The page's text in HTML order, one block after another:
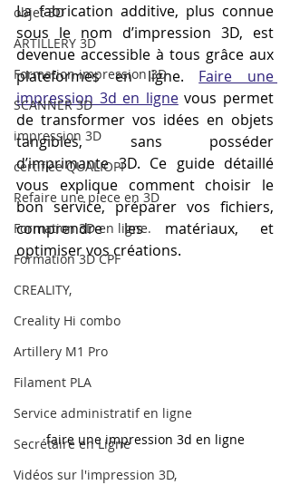
objet 3D
ARTILLERY 3D
Formation impression 3D
SCANNER 3D
impression 3D
certifiée QUALIOPI
Refaire une piece en 3D
Formation 3D en ligne.
Formation 3D CPF
CREALITY,
Creality Hi combo
Artillery M1 Pro
Filament PLA
Service administratif en ligne
Secrétaire en Ligne
Vidéos sur l'impression 3D,
La fabrication additive, plus connue
sous le nom d’impression 3D, est
devenue accessible à tous grâce aux
plateformes en ligne. Faire une
impression 3d en ligne vous permet
de transformer vos idées en objets
tangibles, sans posséder
d’imprimante 3D. Ce guide détaillé
vous explique comment choisir le
bon service, préparer vos fichiers,
comprendre les matériaux, et
optimiser vos créations.
faire une impression 3d en ligne